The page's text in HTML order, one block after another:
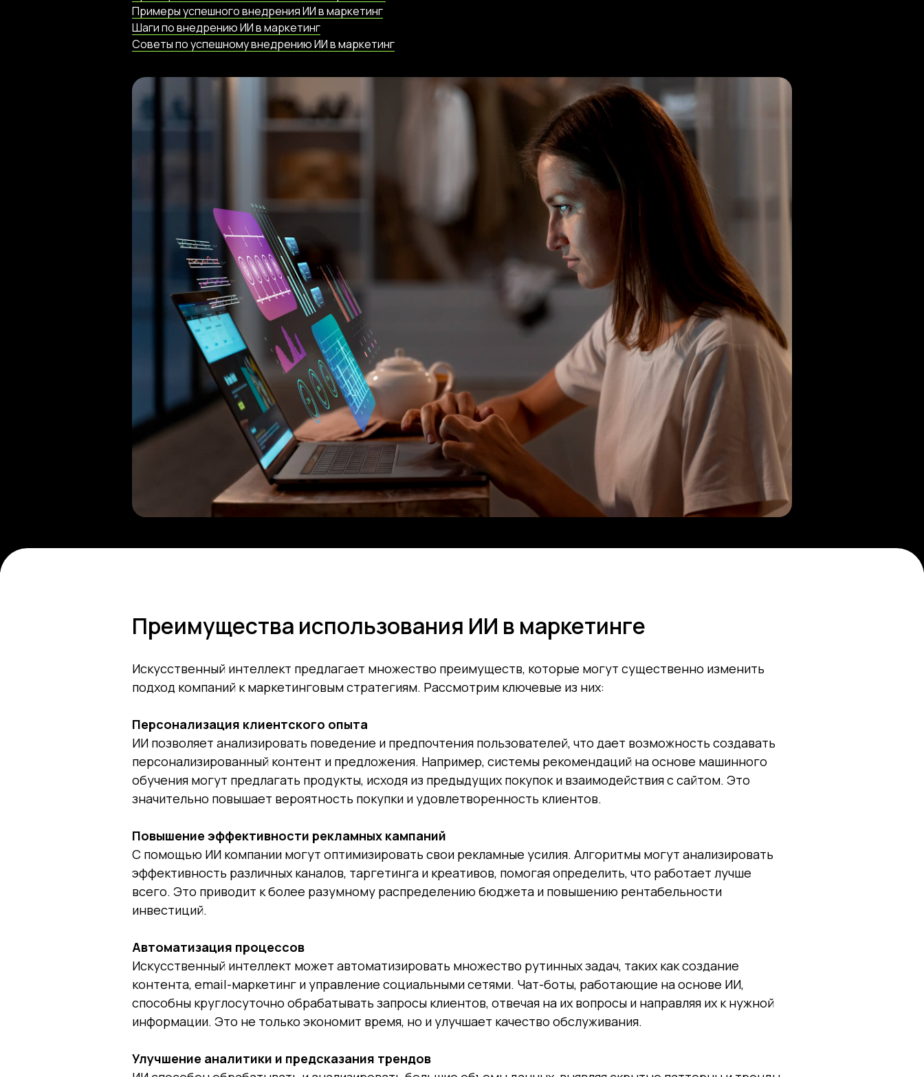
Примеры успешного внедрения ИИ в маркетинг
Шаги по внедрению ИИ в маркетинг
Советы по успешному внедрению ИИ в маркетинг
Преимущества использования ИИ в маркетинге
Искусственный интеллект предлагает множество преимуществ, которые могут существенно изменить
подход компаний к маркетинговым стратегиям. Рассмотрим ключевые из них:
Персонализация клиентского опыта
ИИ позволяет анализировать поведение и предпочтения пользователей, что дает возможность создавать
персонализированный контент и предложения. Например, системы рекомендаций на основе машинного
обучения могут предлагать продукты, исходя из предыдущих покупок и взаимодействия с сайтом. Это
значительно повышает вероятность покупки и удовлетворенность клиентов.
Повышение эффективности рекламных кампаний
С помощью ИИ компании могут оптимизировать свои рекламные усилия. Алгоритмы могут анализировать
эффективность различных каналов, таргетинга и креативов, помогая определить, что работает лучше
всего. Это приводит к более разумному распределению бюджета и повышению рентабельности
инвестиций.
Автоматизация процессов
Искусственный интеллект может автоматизировать множество рутинных задач, таких как создание
контента, email-маркетинг и управление социальными сетями. Чат-боты, работающие на основе ИИ,
способны круглосуточно обрабатывать запросы клиентов, отвечая на их вопросы и направляя их к нужной
информации. Это не только экономит время, но и улучшает качество обслуживания.
Улучшение аналитики и предсказания трендов